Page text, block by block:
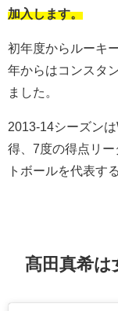
加入します。
初年度からルーキ
年からはコンスタ
ました。
2013-14シーズン
得、7度の得点リ
トボールを代表す
髙田真希は